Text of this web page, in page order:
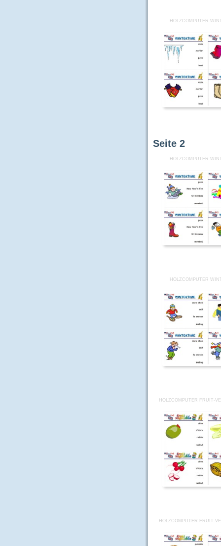
HOLZCOMPUTER
Seite 2
HOLZCOMPUTER
HOLZCOMPUTER
HOLZCOMPUTER FRUIT-
HOLZCOMPUTER FRUIT-